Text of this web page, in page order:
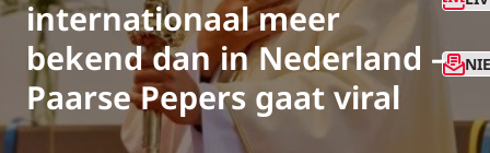
internationaal meer
bekend dan in Nederland –
Paarse Pepers gaat viral